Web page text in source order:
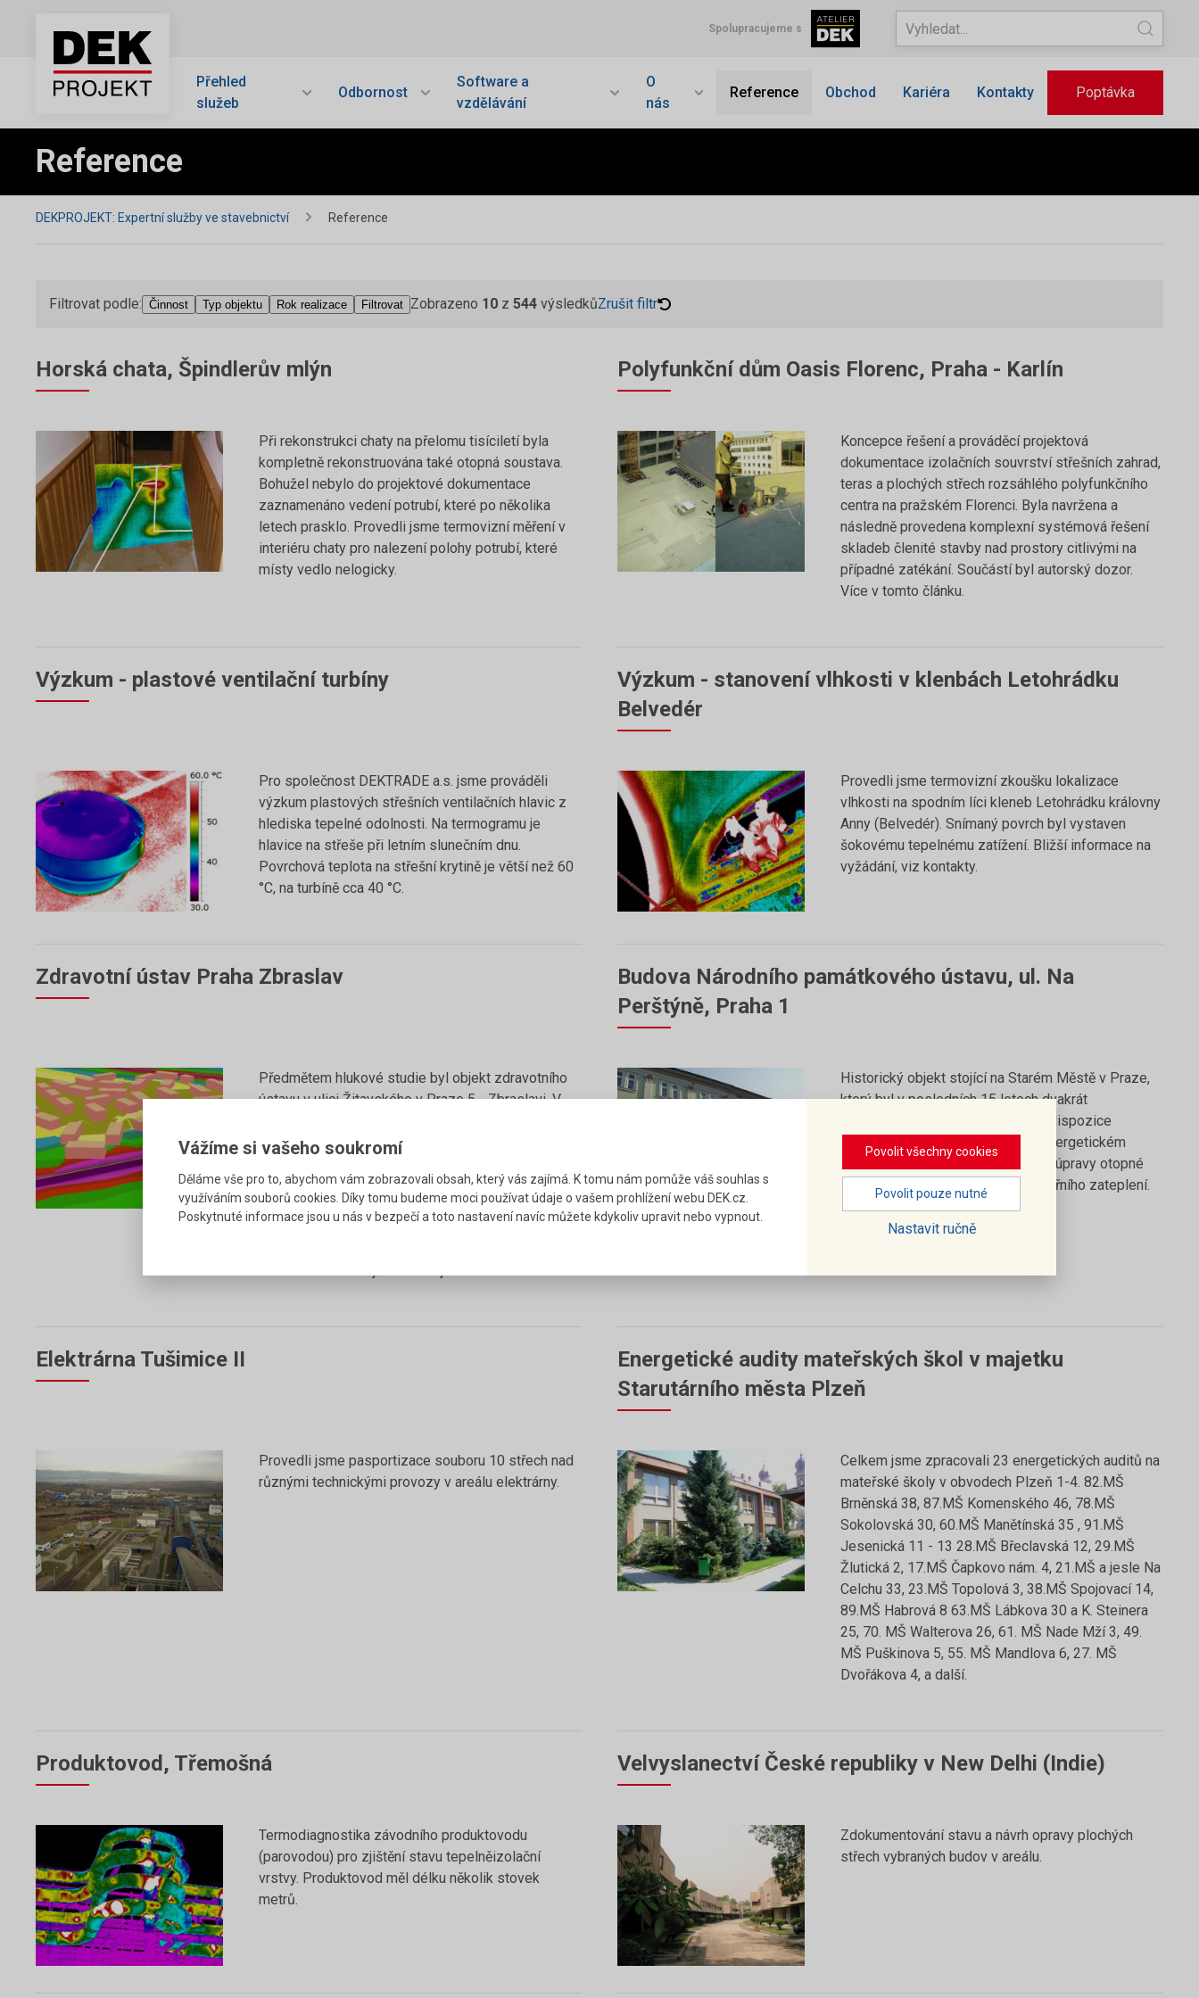
Spolupracujeme s
Přehled
služeb
Odbornost
Software a
vzdělávání
O
nás
Reference Obchod Kariéra Kontakty Poptávka
Reference
DEKPROJEKT: Expertní služby ve stavebnictví Reference
Filtrovat podle: Činnost Typ objektu Rok realizace Filtrovat Zobrazeno 10 z 544 výsledkůZrušit filtr
Horská chata, Špindlerův mlýn
Při rekonstrukci chaty na přelomu tisíciletí byla
kompletně rekonstruována také otopná soustava.
Bohužel nebylo do projektové dokumentace
zaznamenáno vedení potrubí, které po několika
letech prasklo. Provedli jsme termovizní měření v
interiéru chaty pro nalezení polohy potrubí, které
místy vedlo nelogicky.
Polyfunkční dům Oasis Florenc, Praha - Karlín
Koncepce řešení a prováděcí projektová
dokumentace izolačních souvrství střešních zahrad,
teras a plochých střech rozsáhlého polyfunkčního
centra na pražském Florenci. Byla navržena a
následně provedena komplexní systémová řešení
skladeb členité stavby nad prostory citlivými na
případné zatékání. Součástí byl autorský dozor.
Více v tomto článku.
Výzkum - plastové ventilační turbíny
Pro společnost DEKTRADE a.s. jsme prováděli
výzkum plastových střešních ventilačních hlavic z
hlediska tepelné odolnosti. Na termogramu je
hlavice na střeše při letním slunečním dnu.
Povrchová teplota na střešní krytině je větší než 60
°C, na turbíně cca 40 °C.
Výzkum - stanovení vlhkosti v klenbách Letohrádku
Belvedér
Provedli jsme termovizní zkoušku lokalizace
vlhkosti na spodním líci kleneb Letohrádku královny
Anny (Belvedér). Snímaný povrch byl vystaven
šokovému tepelnému zatížení. Bližší informace na
vyžádání, viz kontakty.
Zdravotní ústav Praha Zbraslav
Předmětem hlukové studie byl objekt zdravotního
ústavu v ulici Žitavského v Praze 5 - Zbraslavi. V
objektu a přístavba nového křídla. V rámci
studie řešící hluk z dopravy na přilehlých
pozemních komunikacích a hluk z výstavby
samotného objektu. Dále jsme řešili stavební
Budova Národního památkového ústavu, ul. Na
Perštýně, Praha 1
Historický objekt stojící na Starém Městě v Praze,
který byl v posledních 15 letech dvakrát
rekonstruován, přičemž se vnitřní dispozice
uzpůsobovala využití objektu. V energetickém
auditu byly navrženy zejména dílčí úpravy otopné
soustavy a byl proveden návrh vnitřního zateplení.
Elektrárna Tušimice II
Provedli jsme pasportizace souboru 10 střech nad
různými technickými provozy v areálu elektrárny.
Energetické audity mateřských škol v majetku
Starutárního města Plzeň
Celkem jsme zpracovali 23 energetických auditů na
mateřské školy v obvodech Plzeň 1-4. 82.MŠ
Brněnská 38, 87.MŠ Komenského 46, 78.MŠ
Sokolovská 30, 60.MŠ Manětínská 35 , 91.MŠ
Jesenická 11 - 13 28.MŠ Břeclavská 12, 29.MŠ
Žlutická 2, 17.MŠ Čapkovo nám. 4, 21.MŠ a jesle Na
Celchu 33, 23.MŠ Topolová 3, 38.MŠ Spojovací 14,
89.MŠ Habrová 8 63.MŠ Lábkova 30 a K. Steinera
25, 70. MŠ Walterova 26, 61. MŠ Nade Mží 3, 49.
MŠ Puškinova 5, 55. MŠ Mandlova 6, 27. MŠ
Dvořákova 4, a další.
Produktovod, Třemošná
Termodiagnostika závodního produktovodu
(parovodou) pro zjištění stavu tepelněizolační
vrstvy. Produktovod měl délku několik stovek
metrů.
Velvyslanectví České republiky v New Delhi (Indie)
Zdokumentování stavu a návrh opravy plochých
střech vybraných budov v areálu.
Vážíme si vašeho soukromí
Děláme vše pro to, abychom vám zobrazovali obsah, který vás zajímá. K tomu nám pomůže váš souhlas s
využíváním souborů cookies. Díky tomu budeme moci používat údaje o vašem prohlížení webu DEK.cz.
Poskytnuté informace jsou u nás v bezpečí a toto nastavení navíc můžete kdykoliv upravit nebo vypnout.
Povolit všechny cookies
Povolit pouze nutné
Nastavit ručně